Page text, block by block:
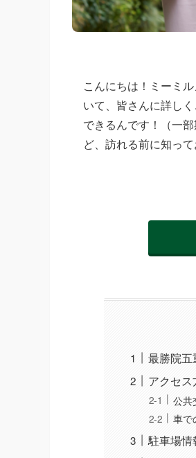
こんにちは！ミーミ
いて、皆さんに詳し
できるんです！（一
ど、訪れる前に知っ
最勝院五
アクセ
公共
車で
駐車場